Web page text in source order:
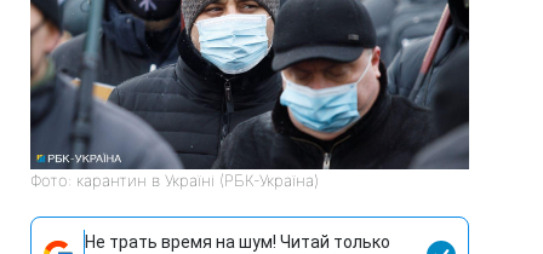
Фото: карантин в Україні (РБК-Україна)
Не трать время на шум! Читай только